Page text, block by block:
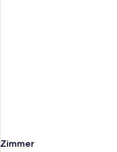
Zimmer